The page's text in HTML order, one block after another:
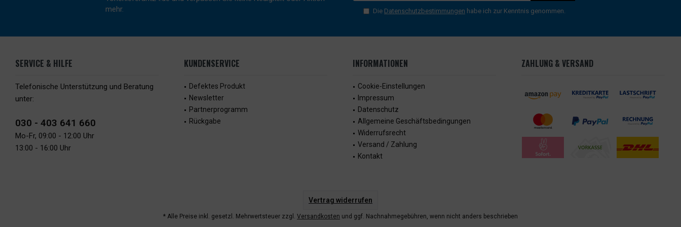
mehr.
Die Datenschutzbestimmungen habe ich zur Kenntnis genommen.
SERVICE & HILFE
Telefonische Unterstützung und Beratung
unter:
030 - 403 641 660
Mo-Fr, 09:00 - 12:00 Uhr
13:00 - 16:00 Uhr
KUNDENSERVICE
Defektes Produkt
Newsletter
Partnerprogramm
Rückgabe
INFORMATIONEN
Cookie-Einstellungen
Impressum
Datenschutz
Allgemeine Geschäftsbedingungen
Widerrufsrecht
Versand / Zahlung
Kontakt
ZAHLUNG & VERSAND
Vertrag widerrufen
* Alle Preise inkl. gesetzl. Mehrwertsteuer zzgl. Versandkosten und ggf. Nachnahmegebühren, wenn nicht anders beschrieben